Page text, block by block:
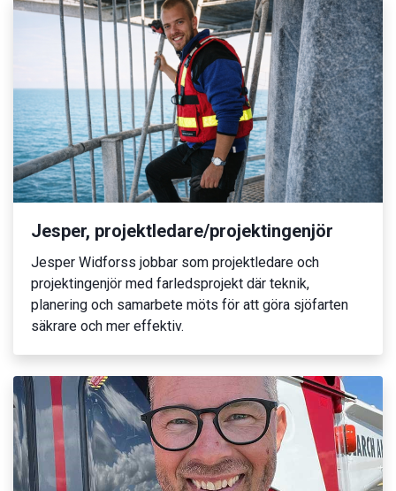
Jesper, projektledare/projektingenjör
Jesper Widforss jobbar som projektledare och
projektingenjör med farledsprojekt där teknik,
planering och samarbete möts för att göra sjöfarten
säkrare och mer effektiv.